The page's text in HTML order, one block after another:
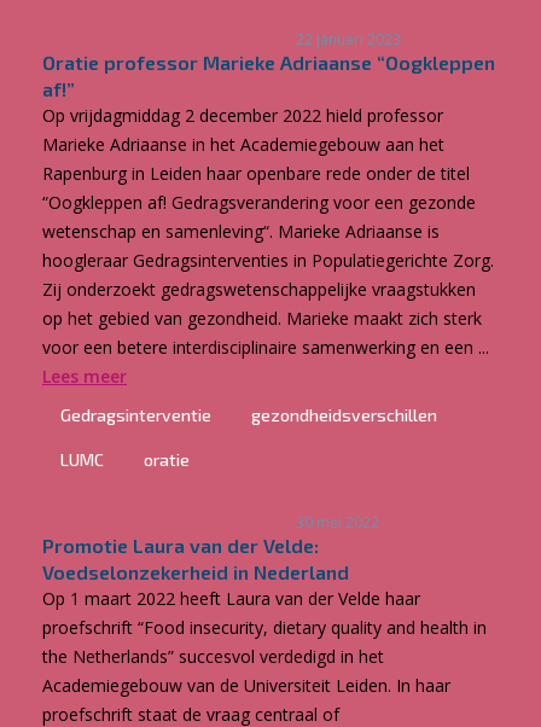
22 januari 2023
Oratie professor Marieke Adriaanse “Oogkleppen
af!”
Op vrijdagmiddag 2 december 2022 hield professor
Marieke Adriaanse in het Academiegebouw aan het
Rapenburg in Leiden haar openbare rede onder de titel
“Oogkleppen af! Gedragsverandering voor een gezonde
wetenschap en samenleving“. Marieke Adriaanse is
hoogleraar Gedragsinterventies in Populatiegerichte Zorg.
Zij onderzoekt gedragswetenschappelijke vraagstukken
op het gebied van gezondheid. Marieke maakt zich sterk
voor een betere interdisciplinaire samenwerking en een ...
Lees meer
Gedragsinterventie gezondheidsverschillen
LUMC oratie
30 mei 2022
Promotie Laura van der Velde:
Voedselonzekerheid in Nederland
Op 1 maart 2022 heeft Laura van der Velde haar
proefschrift “Food insecurity, dietary quality and health in
the Netherlands” succesvol verdedigd in het
Academiegebouw van de Universiteit Leiden. In haar
proefschrift staat de vraag centraal of